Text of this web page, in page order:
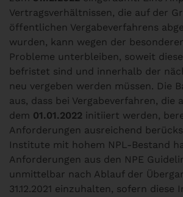
Vertragsverhältnissen, die auf der
öffentlichen Vergabeverfahrens
wurden, kann wegen der
Probleme unterbleiben, soweit
befristet sind und innerhalb der
neu vergeben werden müssen. Die
aus, dass bei Vergabeverfahren, die
dem 01.01.2022 initiiert werden,
Anforderungen ausreichend
Institute mit hohem NPL-Bestand
Anforderungen aus den NPE
unmittelbar nach Ablauf der
31.12.2021 einzuhalten, sofern diese